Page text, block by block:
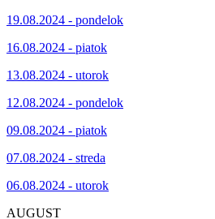
19.08.2024 - pondelok
16.08.2024 - piatok
13.08.2024 - utorok
12.08.2024 - pondelok
09.08.2024 - piatok
07.08.2024 - streda
06.08.2024 - utorok
AUGUST